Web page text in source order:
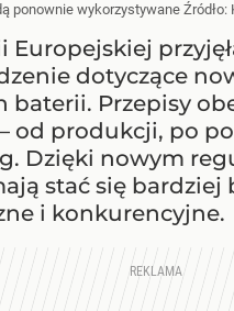
ponownie wykorzystywane Źródło:
Europejskiej
dotyczące
baterii. Przepisy
od produkcji, po
Dzięki nowym
stać się bardziej
i konkurencyjne.